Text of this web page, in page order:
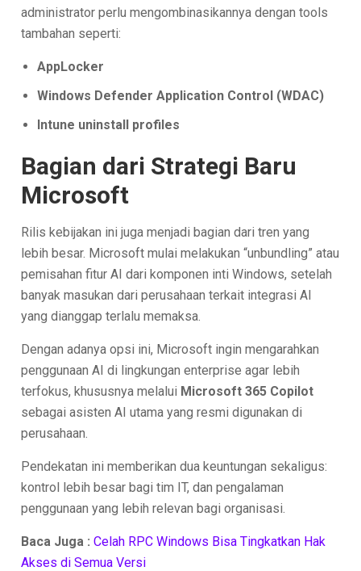
administrator perlu mengombinasikannya dengan tools
tambahan seperti:
AppLocker
Windows Defender Application Control (WDAC)
Intune uninstall profiles
Bagian dari Strategi Baru
Microsoft
Rilis kebijakan ini juga menjadi bagian dari tren yang
lebih besar. Microsoft mulai melakukan “unbundling” atau
pemisahan fitur AI dari komponen inti Windows, setelah
banyak masukan dari perusahaan terkait integrasi AI
yang dianggap terlalu memaksa.
Dengan adanya opsi ini, Microsoft ingin mengarahkan
penggunaan AI di lingkungan enterprise agar lebih
terfokus, khususnya melalui Microsoft 365 Copilot
sebagai asisten AI utama yang resmi digunakan di
perusahaan.
Pendekatan ini memberikan dua keuntungan sekaligus:
kontrol lebih besar bagi tim IT, dan pengalaman
penggunaan yang lebih relevan bagi organisasi.
Baca Juga :Celah RPC Windows Bisa Tingkatkan Hak
Akses di Semua Versi